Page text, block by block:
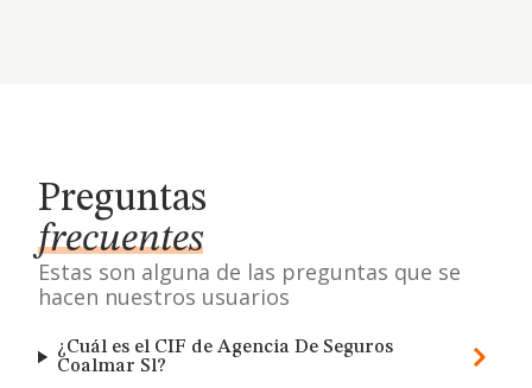
Preguntas
frecuentes
Estas son alguna de las preguntas que se
hacen nuestros usuarios
¿Cuál es el CIF de Agencia De Seguros
Coalmar Sl?